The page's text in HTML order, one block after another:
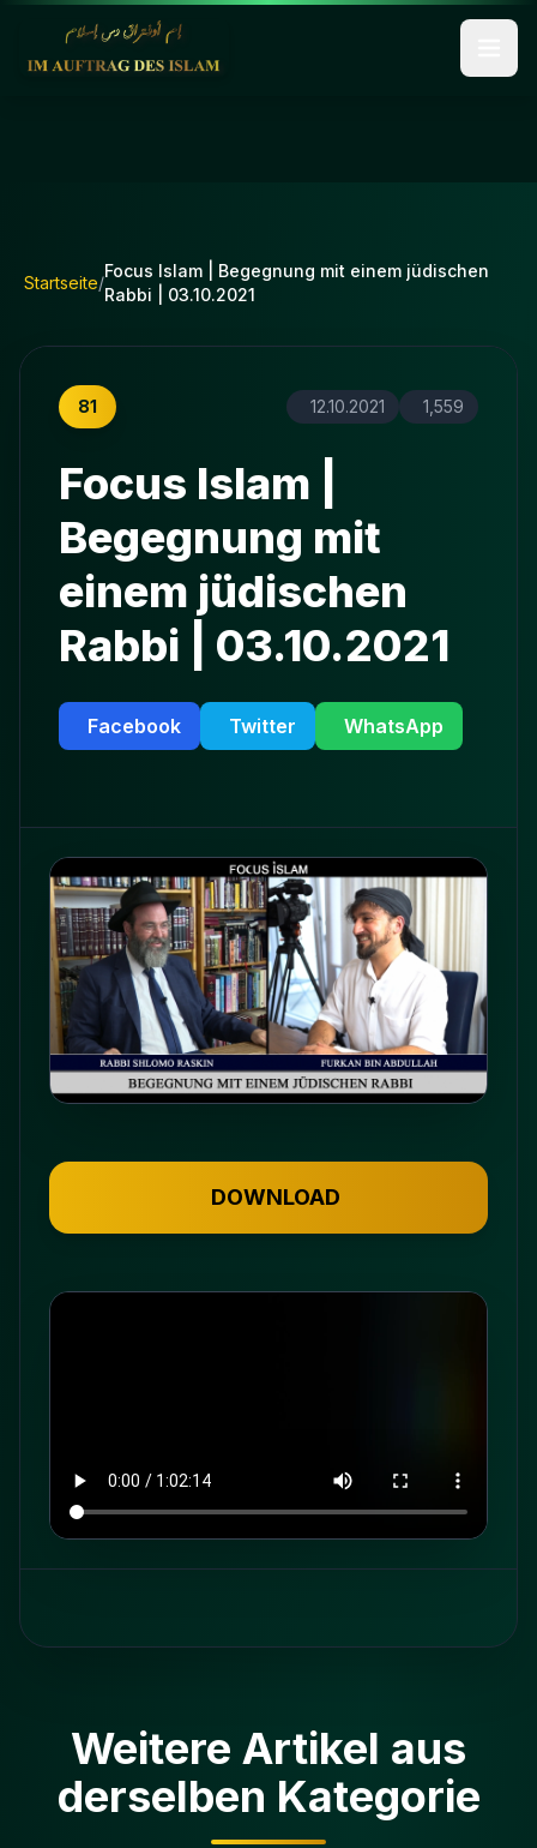
Startseite/
Focus Islam | Begegnung mit einem jüdischen
Rabbi | 03.10.2021
81 12.10.2021 1,559
Focus Islam |
Begegnung mit
einem jüdischen
Rabbi | 03.10.2021
Facebook Twitter WhatsApp
DOWNLOAD
Weitere Artikel aus
derselben Kategorie